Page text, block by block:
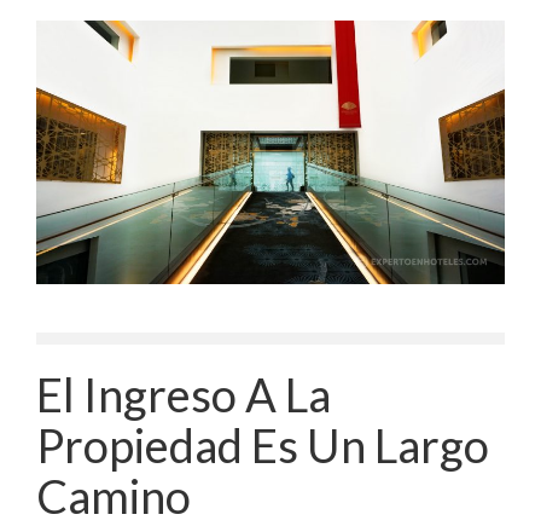
El Ingreso A La
Propiedad Es Un Largo
Camino